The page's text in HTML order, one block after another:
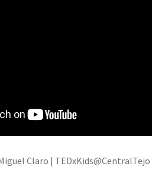
Claro | TEDxKids@CentralTejo